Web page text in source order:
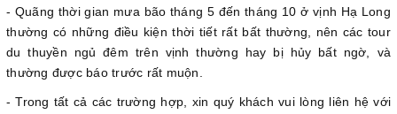
- Quãng thời gian mưa bão tháng 5 đến tháng 10 ở vịnh Hạ Long
thường có những điều kiện thời tiết rất bất thường, nên các tour
du thuyền ngủ đêm trên vịnh thường hay bị hủy bất ngờ, và
thường được báo trước rất muộn.
- Trong tất cả các trường hợp, xin quý khách vui lòng liên hệ với